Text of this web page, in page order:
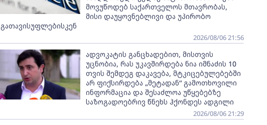
მოვუწოდებ საქართველოს მთავრობას,
მისი დაუყოვნებლივი და უპირობო
გათავისუფლებისკენ
2026/08/06 21:56
ადვოკატის განცხადებით, მისთვის
უცნობია, რას უკავშირდება ნია იმნაძის 10
თვის შემდეგ დაკავება, მტკიცებულებებში
არ ფიქსირდება „მეტადან“ გამოთხოვილი
ინფორმაცია და შესაძლოა უწყებებზე
საზოგადოებრივ წნეხს ჰქონდეს ადგილი
2026/08/06 21:29